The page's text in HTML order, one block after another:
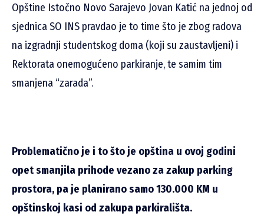
Opštine Istočno Novo Sarajevo Jovan Katić na jednoj od
sjednica SO INS pravdao je to time što je zbog radova
na izgradnji studentskog doma (koji su zaustavljeni) i
Rektorata onemogućeno parkiranje, te samim tim
smanjena “zarada”.
Problematično je i to što je opština u ovoj godini
opet smanjila prihode vezano za zakup parking
prostora, pa je planirano samo 130.000 KM u
opštinskoj kasi od zakupa parkirališta.